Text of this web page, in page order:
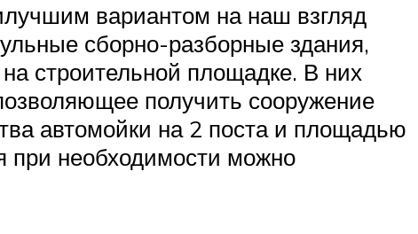
вариантом на наш взгляд
сборно-разборные здания,
строительной площадке. В них
получить сооружение
автомойки на 2 поста и площадью
при необходимости можно